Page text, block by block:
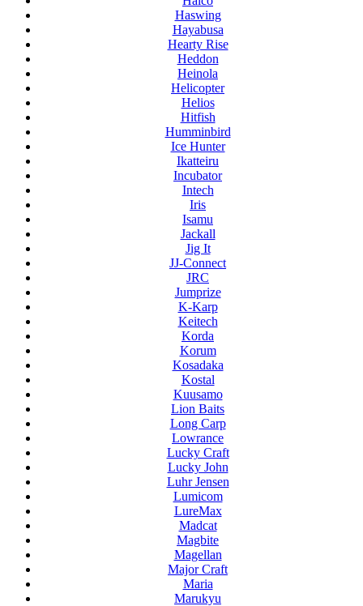
Haswing
Hayabusa
Hearty Rise
Heddon
Heinola
Helicopter
Helios
Hitfish
Humminbird
Ice Hunter
Ikatteiru
Incubator
Intech
Iris
Isamu
Jackall
Jig It
JJ-Connect
JRC
Jumprize
K-Karp
Keitech
Korda
Korum
Kosadaka
Kostal
Kuusamo
Lion Baits
Long Carp
Lowrance
Lucky Craft
Lucky John
Luhr Jensen
Lumicom
LureMax
Madcat
Magbite
Magellan
Major Craft
Maria
Marukyu